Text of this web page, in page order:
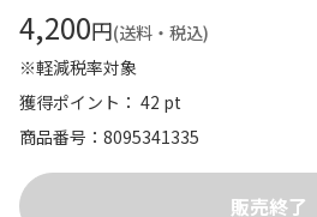
4,200円(送料・税込)
※軽減税率対象
獲得ポイント： 42 pt
商品番号
8095341335